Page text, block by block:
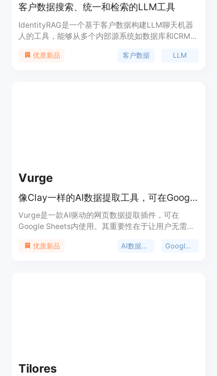
客户数据搜索、统一和检索的LLM工具
IdentityRAG是一个基于客户数据构建LLM聊天机器
人的工具，能够从多个内部源系统如数据库和CRM中
拼写错误和不准确信息，提供准确、相关和统一的客
优质新品 客户数据 LLM
Vurge
像Clay一样的AI数据提取工具，可在Google Sheets中快速提取网站数据。
Vurge是一款AI驱动的网页数据提取插件，可在
Google Sheets内使用。其重要性在于让用户无需离
操作简单，无需额外工具和编码知识；能实时获取最
优质新品 AI数据提取 Google Sheets插件
Tilores